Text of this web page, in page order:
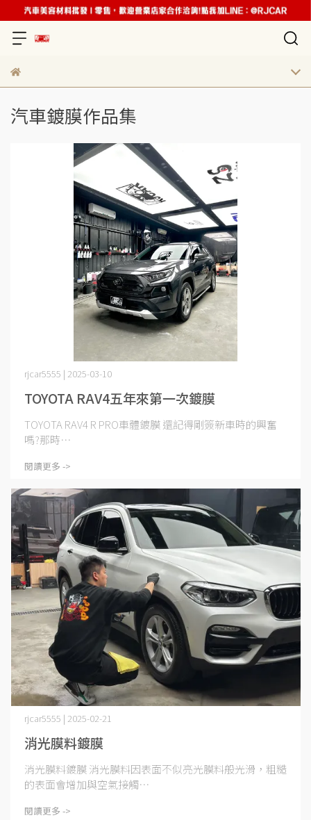
汽車鍍膜作品集
TOYOTA RAV4五年來第一次鍍膜
rjcar5555 | 2025-03-10
TOYOTA RAV4 R PRO車體鍍膜 還記得剛簽新車時的興奮
嗎?那時⋯
閱讀更多 ->
消光膜料鍍膜
rjcar5555 | 2025-02-21
消光膜料鍍膜 消光膜料因表面不似亮光膜料般光滑，粗糙
的表面會增加與空氣接觸⋯
閱讀更多 ->